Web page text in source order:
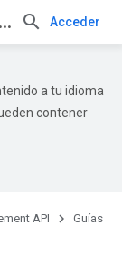
Android Management API Acceder
a tu idioma
contener
API Guías